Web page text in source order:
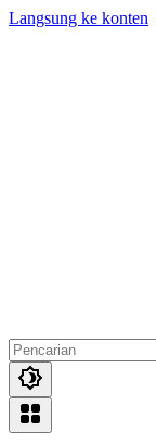
Langsung ke konten